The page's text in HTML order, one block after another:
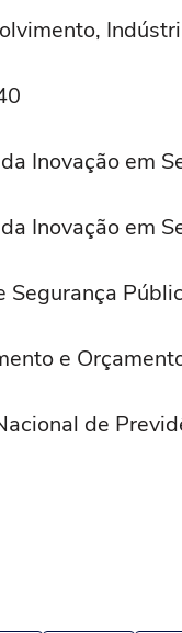
Inovação em
Inovação em
Segurança
e
de